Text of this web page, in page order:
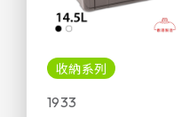
收納系列
1933